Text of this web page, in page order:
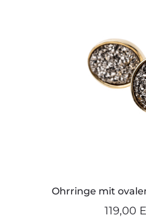
Ohrringe mit
119,00